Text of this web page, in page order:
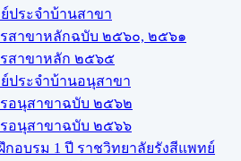
ประจำบ้านสาขา
สาขาหลักฉบับ ๒๕๖๐, ๒๕๖๑
สาขาหลัก ๒๕๖๕
ประจำบ้านอนุสาขา
อนุสาขาฉบับ ๒๕๖๒
อนุสาขาฉบับ ๒๕๖๖
อบรม 1 ปี ราชวิทยาลัยรังสีแพทย์